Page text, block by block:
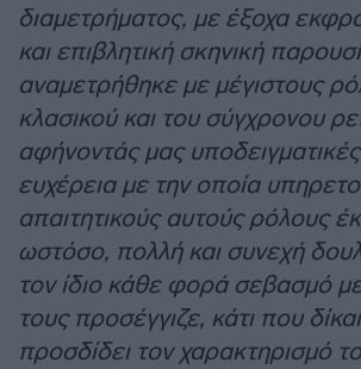
διαμετρήματος, με έξοχα
και επιβλητική σκηνική
αναμετρήθηκε με μέγιστους
κλασικού και του σύγχρονου
αφήνοντάς μας
ευχέρεια με την οποία
απαιτητικούς αυτούς ρόλους
ωστόσο, πολλή και συνεχή
τον ίδιο κάθε φορά σεβασμό
τους προσέγγιζε, κάτι που
προσδίδει τον χαρακτηρισμό